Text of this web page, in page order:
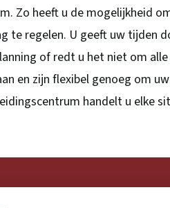
Zo heeft u de mogelijkheid
te regelen. U geeft uw tijden
of redt u het niet om
en zijn flexibel genoeg om
handelt u elke